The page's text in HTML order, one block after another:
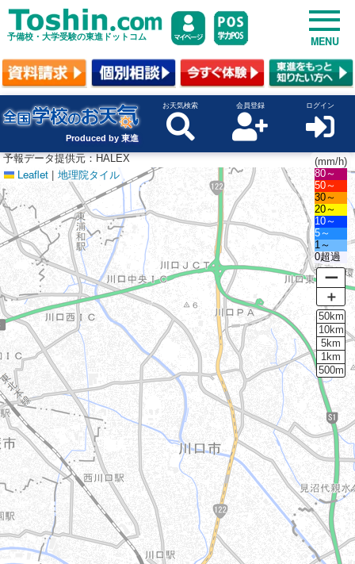
予備校・大学受験の東進ドットコム MENU
Produced by 東進
お天気検索 会員登録 ログイン
Leaflet | 地理院タイル
(mm/h)
80～
50～
30～
20～
10～
5～
1～
0超過
ー
＋
50km
10km
5km
1km
500m
予報データ提供元：HALEX